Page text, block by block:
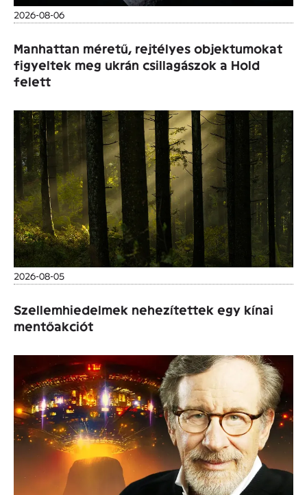
2026-08-06
Manhattan méretű, rejtélyes objektumokat
figyeltek meg ukrán csillagászok a Hold
felett
2026-08-05
Szellemhiedelmek nehezítettek egy kínai
mentőakciót